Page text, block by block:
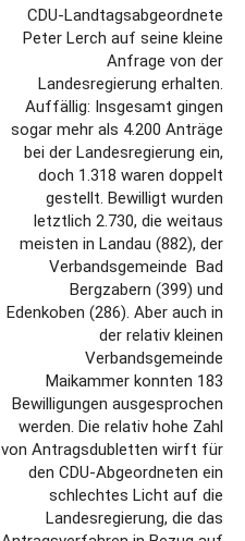
CDU-Landtagsabgeordnete
Peter Lerch auf seine kleine
Anfrage von der
Landesregierung erhalten.
Auffällig: Insgesamt gingen
sogar mehr als 4.200 Anträge
bei der Landesregierung ein,
doch 1.318 waren doppelt
gestellt. Bewilligt wurden
letztlich 2.730, die weitaus
meisten in Landau (882), der
Verbandsgemeinde Bad
Bergzabern (399) und
Edenkoben (286). Aber auch in
der relativ kleinen
Verbandsgemeinde
Maikammer konnten 183
Bewilligungen ausgesprochen
werden. Die relativ hohe Zahl
von Antragsdubletten wirft für
den CDU-Abgeordneten ein
schlechtes Licht auf die
Landesregierung, die das